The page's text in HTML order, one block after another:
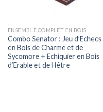
ENSEMBLE COMPLET EN BOIS
Combo Senator : Jeu d’Echecs
en Bois de Charme et de
Sycomore + Echiquier en Bois
d’Erable et de Hêtre